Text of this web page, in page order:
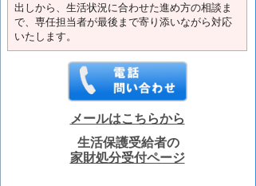
出しから、生活状況に合わせた進め方の相談ま
で、専任担当者が最後まで寄り添いながら対応
いたします。
メールはこちらから
生活保護受給者の
家財処分受付ページ